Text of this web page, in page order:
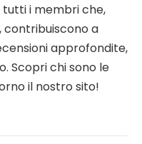
tutti i membri che,
contribuiscono a
approfondite,
Scopri chi sono le
il nostro sito!